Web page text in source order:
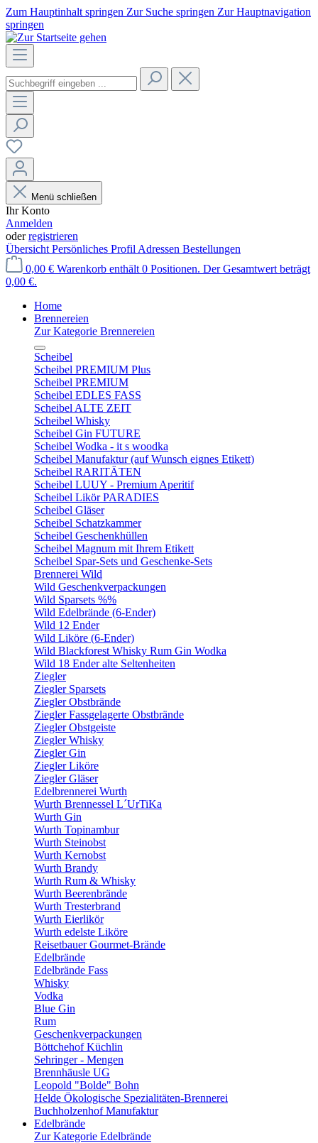
Zum Hauptinhalt springen Zur Suche springen Zur Hauptnavigation
springen
Menü schließen
Ihr Konto
Anmelden
oderregistrieren
Übersicht Persönliches Profil Adressen Bestellungen
0,00 € Warenkorb enthält 0 Positionen. Der Gesamtwert beträgt
0,00 €.
Home
Brennereien
Zur Kategorie Brennereien
Scheibel
Scheibel PREMIUM Plus
Scheibel PREMIUM
Scheibel EDLES FASS
Scheibel ALTE ZEIT
Scheibel Whisky
Scheibel Gin FUTURE
Scheibel Wodka - it s woodka
Scheibel Manufaktur (auf Wunsch eignes Etikett)
Scheibel RARITÄTEN
Scheibel LUUY - Premium Aperitif
Scheibel Likör PARADIES
Scheibel Gläser
Scheibel Schatzkammer
Scheibel Geschenkhüllen
Scheibel Magnum mit Ihrem Etikett
Scheibel Spar-Sets und Geschenke-Sets
Brennerei Wild
Wild Geschenkverpackungen
Wild Sparsets %%
Wild Edelbrände (6-Ender)
Wild 12 Ender
Wild Liköre (6-Ender)
Wild Blackforest Whisky Rum Gin Wodka
Wild 18 Ender alte Seltenheiten
Ziegler
Ziegler Sparsets
Ziegler Obstbrände
Ziegler Fassgelagerte Obstbrände
Ziegler Obstgeiste
Ziegler Whisky
Ziegler Gin
Ziegler Liköre
Ziegler Gläser
Edelbrennerei Wurth
Wurth Brennessel L´UrTiKa
Wurth Gin
Wurth Topinambur
Wurth Steinobst
Wurth Kernobst
Wurth Brandy
Wurth Rum & Whisky
Wurth Beerenbrände
Wurth Tresterbrand
Wurth Eierlikör
Wurth edelste Liköre
Reisetbauer Gourmet-Brände
Edelbrände
Edelbrände Fass
Whisky
Vodka
Blue Gin
Rum
Geschenkverpackungen
Böttchehof Küchlin
Sehringer - Mengen
Brennhäusle UG
Leopold "Bolde" Bohn
Helde Ökologische Spezialitäten-Brennerei
Buchholzenhof Manufaktur
Edelbrände
Zur Kategorie Edelbrände